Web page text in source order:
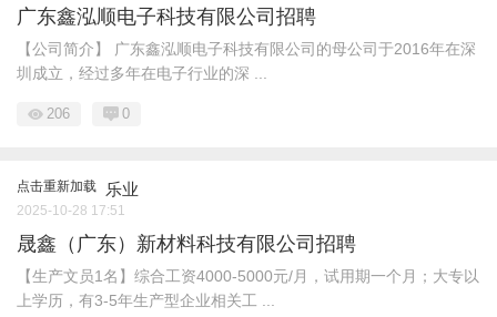
广东鑫泓顺电子科技有限公司招聘
【公司简介】 广东鑫泓顺电子科技有限公司的母公司于2016年在深
圳成立，经过多年在电子行业的深 ...
206 0
点击重新加载 乐业
2025-10-28 17:51
晟鑫（广东）新材料科技有限公司招聘
【生产文员1名】综合工资4000-5000元/月，试用期一个月；大专以
上学历，有3-5年生产型企业相关工 ...